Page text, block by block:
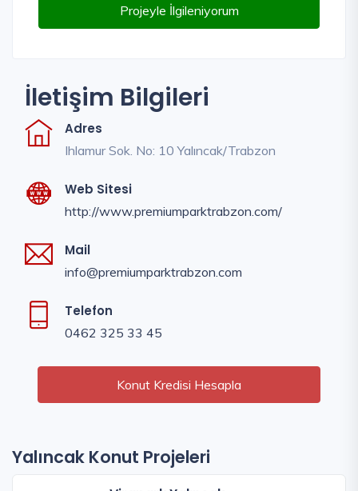
Projeyle İlgileniyorum
İletişim Bilgileri
Adres
Ihlamur Sok. No: 10 Yalıncak/Trabzon
Web Sitesi
http://www.premiumparktrabzon.com/
Mail
info@premiumparktrabzon.com
Telefon
0462 325 33 45
Konut Kredisi Hesapla
Yalıncak Konut Projeleri